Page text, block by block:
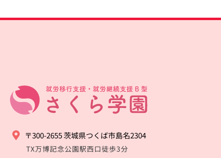
〒300-2655 茨城県つくば市島名2304
TX万博記念公園駅西口徒歩3分